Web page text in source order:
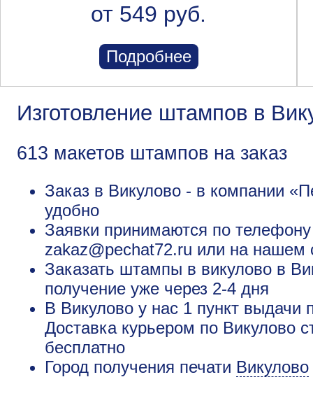
от 549 руб.
Подробнее
Изготовление штампов в
613 макетов штампов на заказ
Заказ в Викулово - в компании
удобно
Заявки принимаются по
zakaz@pechat72.ru или на нашем
Заказать штампы в викулово в
получение уже через 2-4 дня
В Викулово у нас 1 пункт выдачи
Доставка курьером по Викулово
бесплатно
Город получения печати Викулово